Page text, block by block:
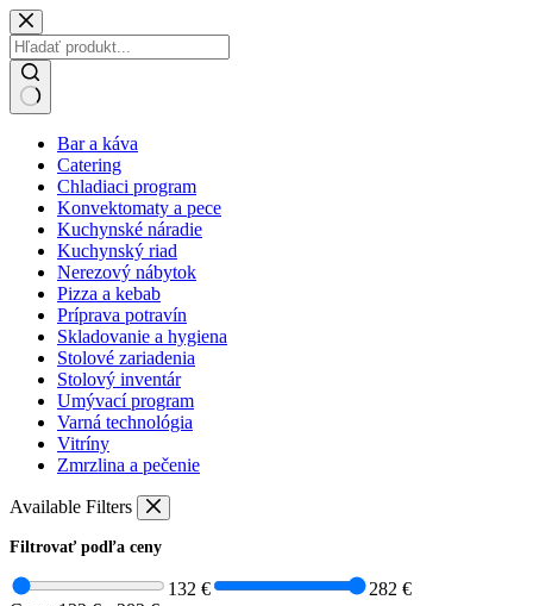
Skip
to
content
results Bar a káva
Catering
Chladiaci program
Konvektomaty a pece
Kuchynské náradie
Kuchynský riad
Nerezový nábytok
Pizza a kebab
Príprava potravín
Skladovanie a hygiena
Stolové zariadenia
Stolový inventár
Umývací program
Varná technológia
Vitríny
Zmrzlina a pečenie
Available Filters
Filtrovať podľa ceny
132 €
282 €